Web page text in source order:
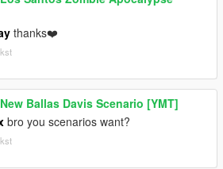
thanks❤️
New Ballas Davis Scenario [YMT]
bro you scenarios want?